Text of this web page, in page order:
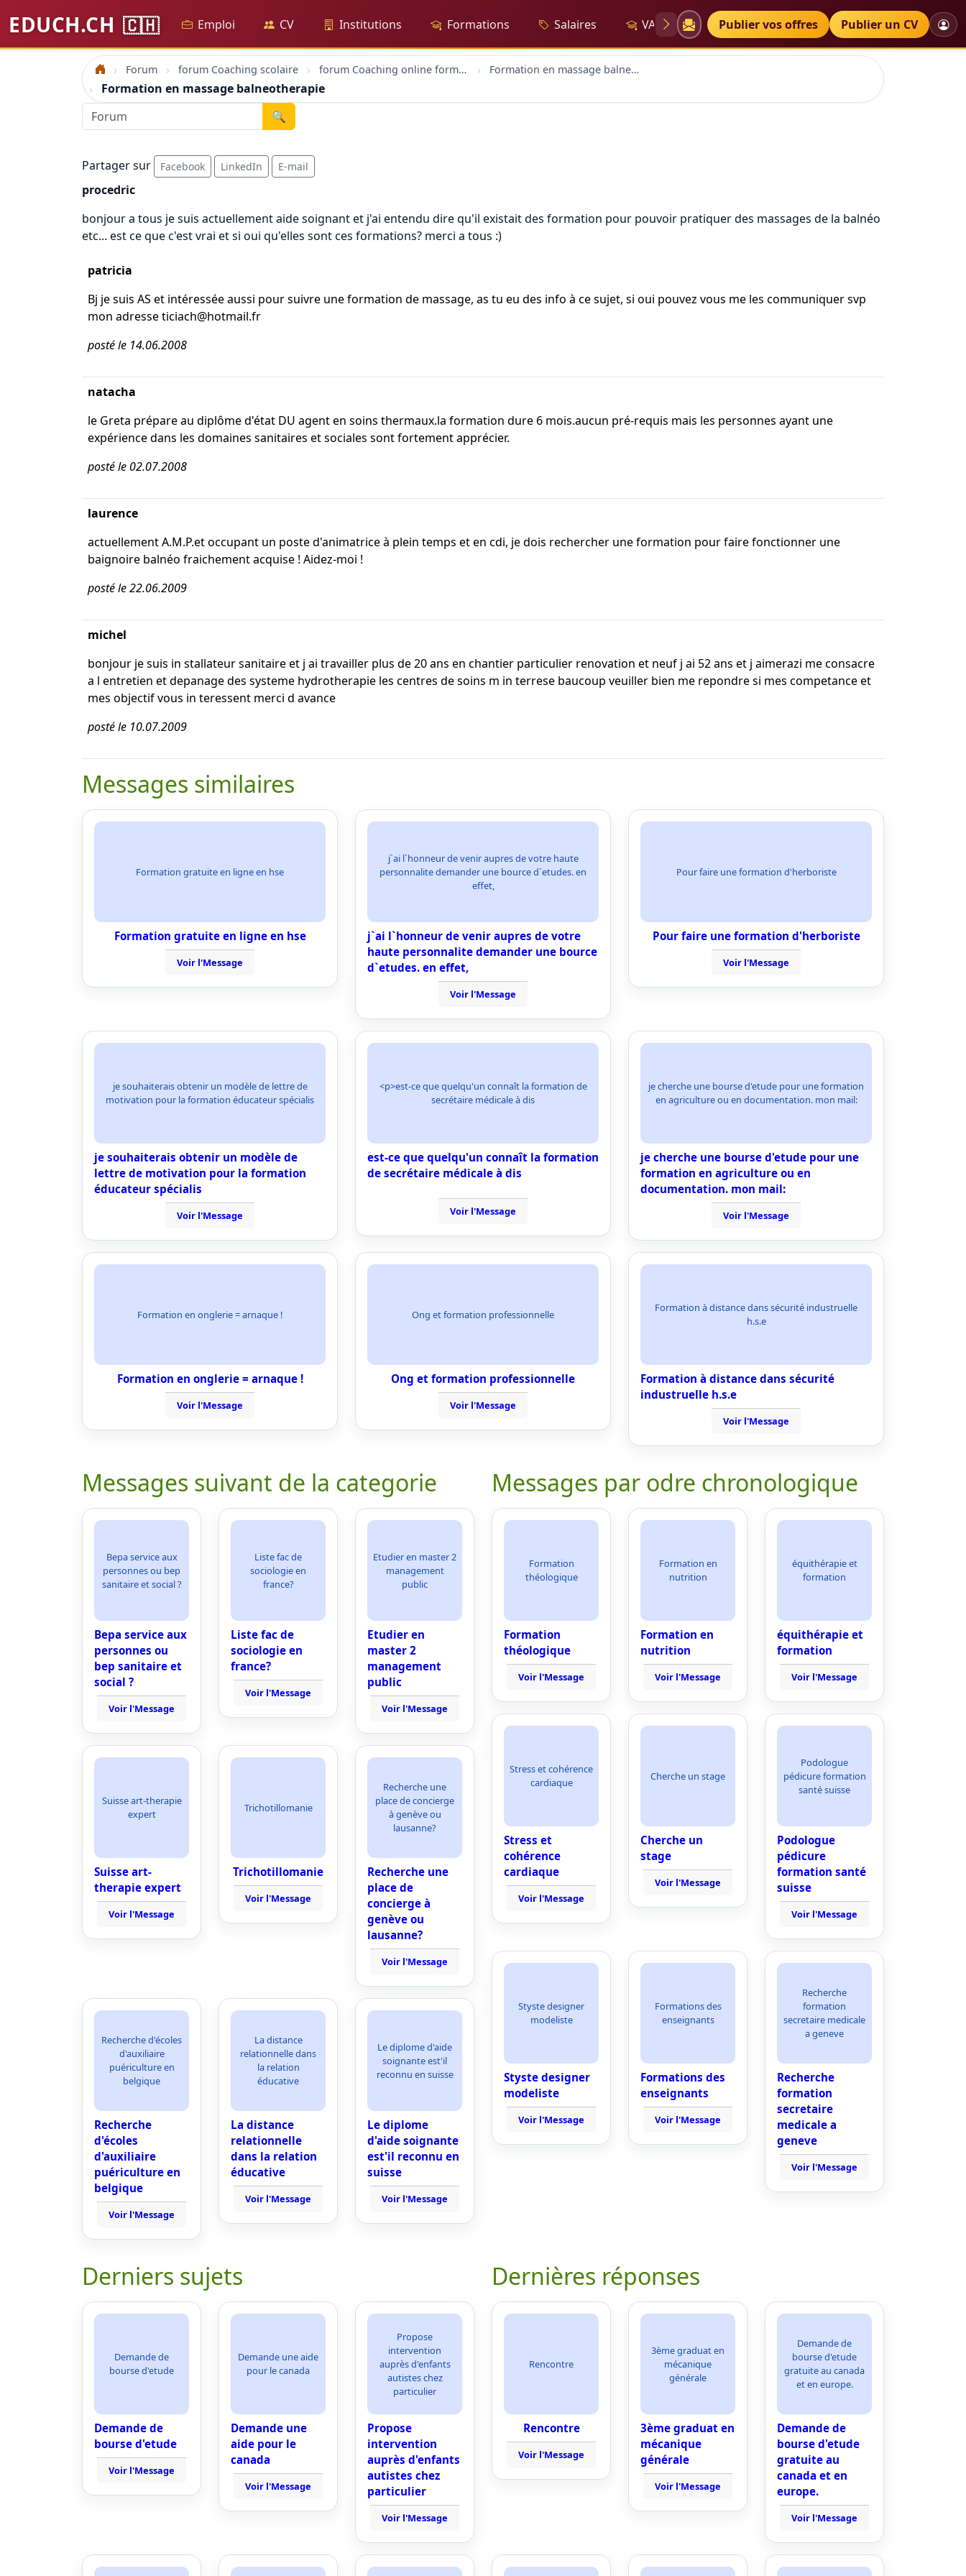
EDUCH.CH 🇨🇭 Emploi CV Institutions Formations Salaires VAE Diplômes Petites annonces
Publier vos offres Publier un CV
Accueil Forum forum Coaching scolaire forum Coaching online formation professionelle emploi education Formation en massage balneotherapie
Formation en massage balneotherapie
🔍
Partager sur Facebook LinkedIn E-mail
procedric
bonjour a tous je suis actuellement aide soignant et j'ai entendu dire qu'il existait des formation pour pouvoir pratiquer des massages de la balnéo
etc... est ce que c'est vrai et si oui qu'elles sont ces formations? merci a tous :)
patricia
Bj je suis AS et intéressée aussi pour suivre une formation de massage, as tu eu des info à ce sujet, si oui pouvez vous me les communiquer svp
mon adresse ticiach@hotmail.fr
posté le 14.06.2008
natacha
le Greta prépare au diplôme d'état DU agent en soins thermaux.la formation dure 6 mois.aucun pré-requis mais les personnes ayant une
expérience dans les domaines sanitaires et sociales sont fortement apprécier.
posté le 02.07.2008
laurence
actuellement A.M.P.et occupant un poste d'animatrice à plein temps et en cdi, je dois rechercher une formation pour faire fonctionner une
baignoire balnéo fraichement acquise ! Aidez-moi !
posté le 22.06.2009
michel
bonjour je suis in stallateur sanitaire et j ai travailler plus de 20 ans en chantier particulier renovation et neuf j ai 52 ans et j aimerazi me consacre
a l entretien et depanage des systeme hydrotherapie les centres de soins m in terrese baucoup veuiller bien me repondre si mes competance et
mes objectif vous in teressent merci d avance
posté le 10.07.2009
Messages similaires
Formation gratuite en ligne en hse
Formation gratuite en ligne en hse
Voir l'Message
j`ai l`honneur de venir aupres de votre haute
personnalite demander une bource d`etudes. en
effet,
j`ai l`honneur de venir aupres de votre
haute personnalite demander une bource
d`etudes. en effet,
Voir l'Message
Pour faire une formation d'herboriste
Pour faire une formation d'herboriste
Voir l'Message
je souhaiterais obtenir un modèle de lettre de
motivation pour la formation éducateur spécialis
je souhaiterais obtenir un modèle de
lettre de motivation pour la formation
éducateur spécialis
Voir l'Message
<p>est-ce que quelqu'un connaît la formation de
secrétaire médicale à dis
est-ce que quelqu'un connaît la formation
de secrétaire médicale à dis
Voir l'Message
je cherche une bourse d'etude pour une formation
en agriculture ou en documentation. mon mail:
je cherche une bourse d'etude pour une
formation en agriculture ou en
documentation. mon mail:
Voir l'Message
Formation en onglerie = arnaque !
Formation en onglerie = arnaque !
Voir l'Message
Ong et formation professionnelle
Ong et formation professionnelle
Voir l'Message
Formation à distance dans sécurité industruelle
h.s.e
Formation à distance dans sécurité
industruelle h.s.e
Voir l'Message
Messages suivant de la categorie
Bepa service aux
personnes ou bep
sanitaire et social ?
Bepa service aux
personnes ou
bep sanitaire et
social ?
Voir l'Message
Liste fac de
sociologie en
france?
Liste fac de
sociologie en
france?
Voir l'Message
Etudier en master 2
management
public
Etudier en
master 2
management
public
Voir l'Message
Suisse art-therapie
expert
Suisse art-
therapie expert
Voir l'Message
Trichotillomanie
Trichotillomanie
Voir l'Message
Recherche une
place de concierge
à genève ou
lausanne?
Recherche une
place de
concierge à
genève ou
lausanne?
Voir l'Message
Recherche d'écoles
d'auxiliaire
puériculture en
belgique
Recherche
d'écoles
d'auxiliaire
puériculture en
belgique
Voir l'Message
La distance
relationnelle dans
la relation
éducative
La distance
relationnelle
dans la relation
éducative
Voir l'Message
Le diplome d'aide
soignante est'il
reconnu en suisse
Le diplome
d'aide soignante
est'il reconnu en
suisse
Voir l'Message
Messages par odre chronologique
Formation
théologique
Formation
théologique
Voir l'Message
Formation en
nutrition
Formation en
nutrition
Voir l'Message
équithérapie et
formation
équithérapie et
formation
Voir l'Message
Stress et cohérence
cardiaque
Stress et
cohérence
cardiaque
Voir l'Message
Cherche un stage
Cherche un
stage
Voir l'Message
Podologue
pédicure formation
santé suisse
Podologue
pédicure
formation santé
suisse
Voir l'Message
Styste designer
modeliste
Styste designer
modeliste
Voir l'Message
Formations des
enseignants
Formations des
enseignants
Voir l'Message
Recherche
formation
secretaire medicale
a geneve
Recherche
formation
secretaire
medicale a
geneve
Voir l'Message
Derniers sujets
Demande de
bourse d'etude
Demande de
bourse d'etude
Voir l'Message
Demande une aide
pour le canada
Demande une
aide pour le
canada
Voir l'Message
Propose
intervention
auprès d'enfants
autistes chez
particulier
Propose
intervention
auprès d'enfants
autistes chez
particulier
Voir l'Message
Dernières réponses
Rencontre
Rencontre
Voir l'Message
3ème graduat en
mécanique
générale
3ème graduat en
mécanique
générale
Voir l'Message
Demande de
bourse d'etude
gratuite au canada
et en europe.
Demande de
bourse d'etude
gratuite au
canada et en
europe.
Voir l'Message